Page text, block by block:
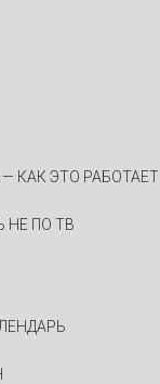
КАК ЭТО РАБОТАЕТ
НЕ ПО ТВ